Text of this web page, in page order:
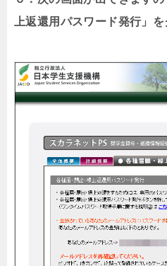
上返還用パスワード発行」を